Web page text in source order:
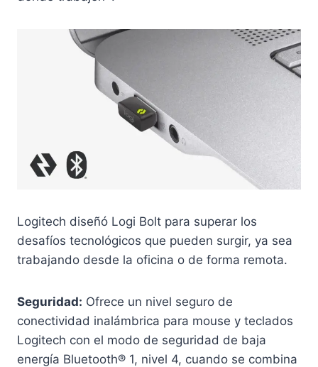
Logitech diseñó Logi Bolt para superar los
desafíos tecnológicos que pueden surgir, ya sea
trabajando desde la oficina o de forma remota.
Seguridad: Ofrece un nivel seguro de
conectividad inalámbrica para mouse y teclados
Logitech con el modo de seguridad de baja
energía Bluetooth® 1, nivel 4, cuando se combina